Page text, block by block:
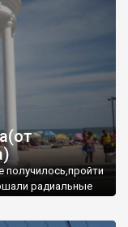
получилось,пройти
радиальные